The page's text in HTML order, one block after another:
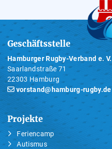
Geschäftsstelle
Hamburger Rugby-Verband e. V.
Saarlandstraße 71
22303 Hamburg
vorstand@hamburg-rugby.de
Projekte
Feriencamp
Autismus